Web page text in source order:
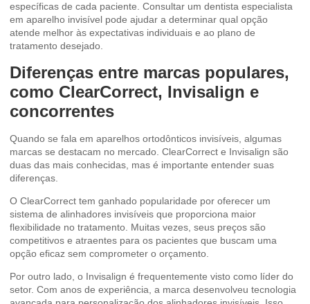
específicas de cada paciente. Consultar um dentista especialista
em aparelho invisível pode ajudar a determinar qual opção
atende melhor às expectativas individuais e ao plano de
tratamento desejado.
Diferenças entre marcas populares,
como ClearCorrect, Invisalign e
concorrentes
Quando se fala em aparelhos ortodônticos invisíveis, algumas
marcas se destacam no mercado. ClearCorrect e Invisalign são
duas das mais conhecidas, mas é importante entender suas
diferenças.
O ClearCorrect tem ganhado popularidade por oferecer um
sistema de alinhadores invisíveis que proporciona maior
flexibilidade no tratamento. Muitas vezes, seus preços são
competitivos e atraentes para os pacientes que buscam uma
opção eficaz sem comprometer o orçamento.
Por outro lado, o Invisalign é frequentemente visto como líder do
setor. Com anos de experiência, a marca desenvolveu tecnologia